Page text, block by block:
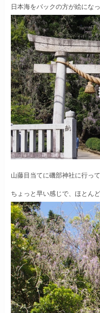
日本海をバックの方が絵にな
山藤目当てに磯部神社に行っ
ちょっと早い感じで、ほとん